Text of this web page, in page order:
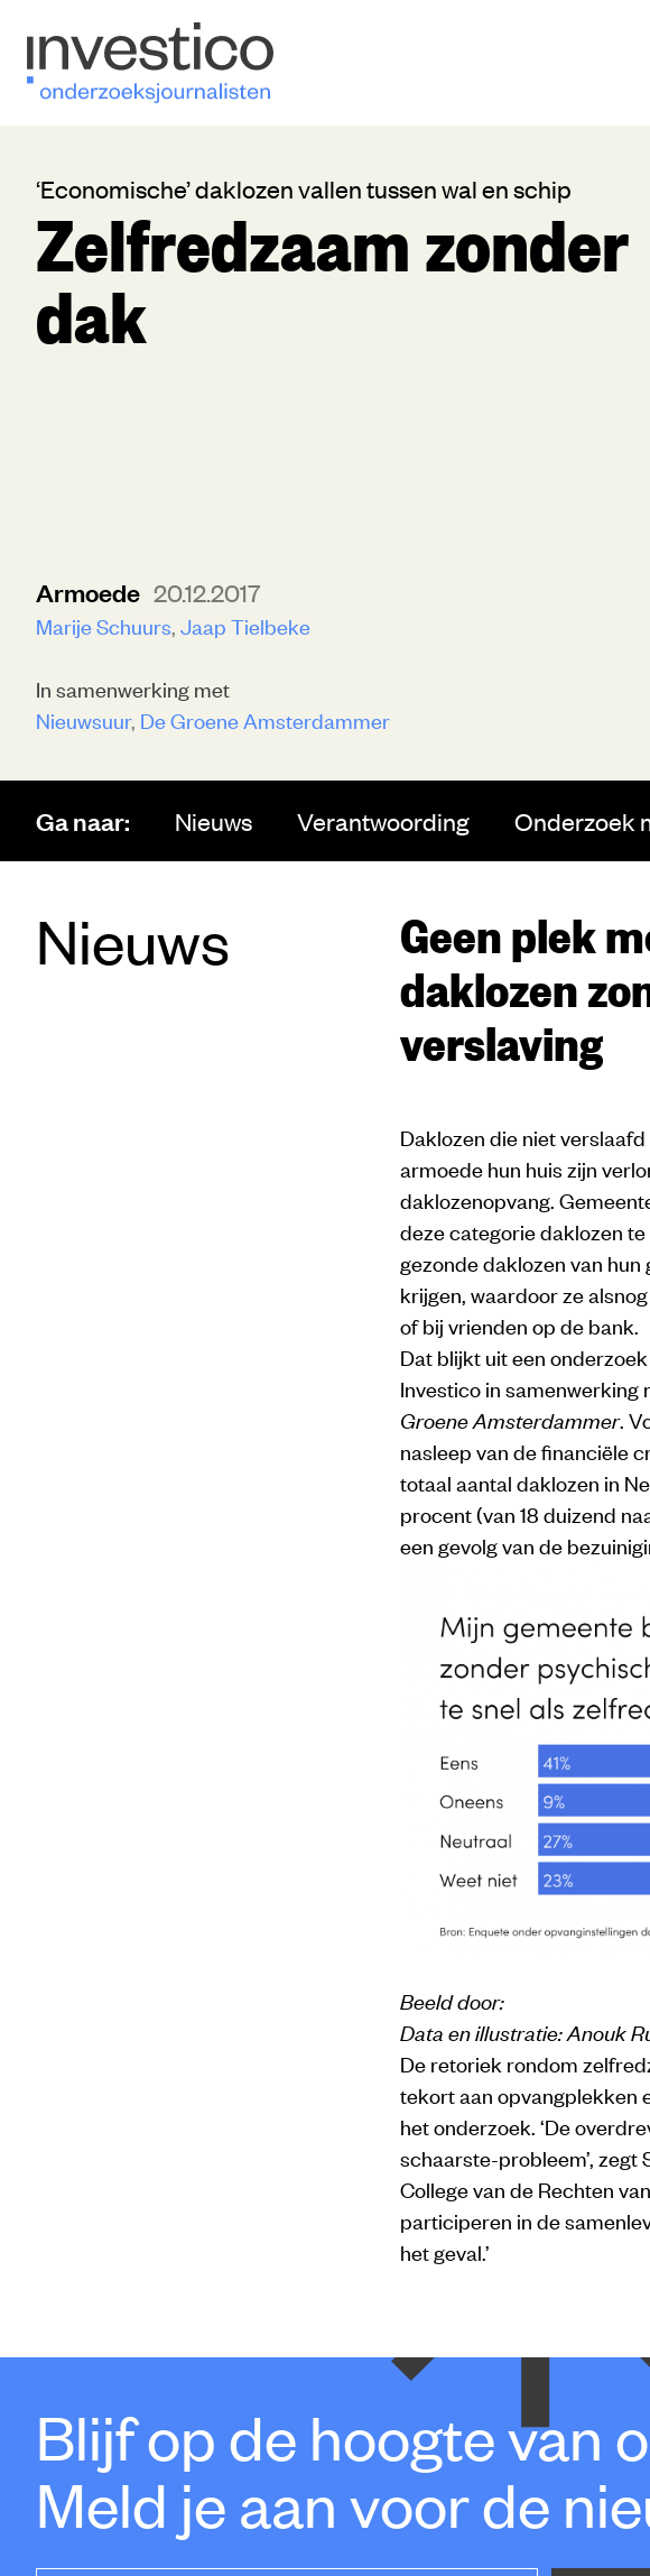
‘Economische’ daklozen vallen tussen wal en schip
Zelfredzaam zonder
dak
Armoede 20.12.2017
Marije Schuurs Jaap Tielbeke
In samenwerking met
Nieuwsuur De Groene Amsterdammer
Ga naar: Nieuws Verantwoording Onderzoek
Nieuws
Geen plek
daklozen
verslaving
Daklozen die niet
armoede hun huis zijn
daklozenopvang.
deze categorie daklozen
gezonde daklozen van hun
krijgen, waardoor ze
of bij vrienden op de bank.
Dat blijkt uit een
Investico in
Groene Amsterdammer.
nasleep van de financiële
totaal aantal daklozen in
procent (van 18 duizend
een gevolg van de
Beeld door:
Data en illustratie: Anouk
De retoriek rondom
tekort aan opvangplekken
het onderzoek. ‘De
schaarste-probleem’, zegt
College van de Rechten
participeren in de
het geval.’
Blijf op de hoogte van
Meld je aan voor de